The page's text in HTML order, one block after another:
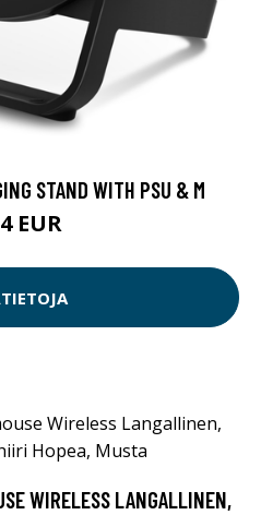
STAND WITH PSU & M
EUR
WIRELESS LANGALLINEN,